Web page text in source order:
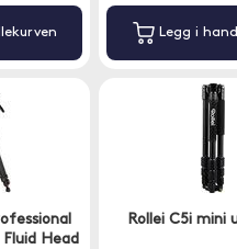
Legg i
Head
Rollei C5i mini